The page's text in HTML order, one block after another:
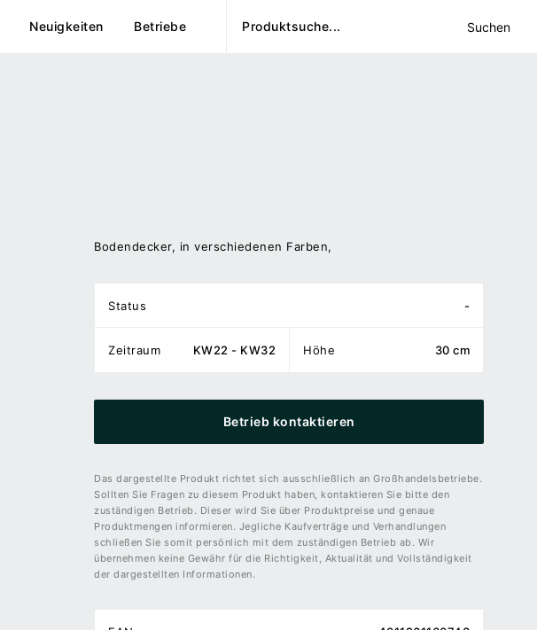
Neuigkeiten Betriebe Suchen
Bodendecker, in verschiedenen Farben,
Status -
Zeitraum KW22 - KW32 Höhe 30 cm
Betrieb kontaktieren
Das dargestellte Produkt richtet sich ausschließlich an Großhandelsbetriebe.
Sollten Sie Fragen zu diesem Produkt haben, kontaktieren Sie bitte den
zuständigen Betrieb. Dieser wird Sie über Produktpreise und genaue
Produktmengen informieren. Jegliche Kaufverträge und Verhandlungen
schließen Sie somit persönlich mit dem zuständigen Betrieb ab. Wir
übernehmen keine Gewähr für die Richtigkeit, Aktualität und Vollständigkeit
der dargestellten Informationen.